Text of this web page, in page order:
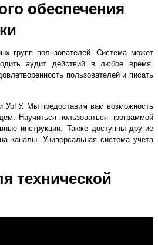
обеспечения
групп пользователей. Система может
аудит действий в любое время.
пользователей и писать
УрГУ. Мы предоставим вам возможность
Научиться пользоваться программой
инструкции. Также доступны другие
каналы. Универсальная система учета
технической